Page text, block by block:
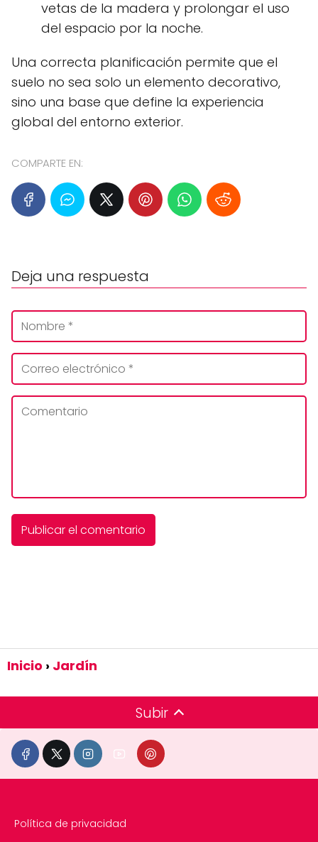
vetas de la madera y prolongar el uso
del espacio por la noche.
Una correcta planificación permite que el
suelo no sea solo un elemento decorativo,
sino una base que define la experiencia
global del entorno exterior.
COMPARTE EN:
Deja una respuesta
Inicio Jardín
Subir
Política de privacidad